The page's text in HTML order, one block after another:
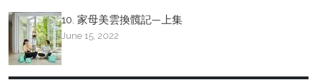
10. 家母美雲換髖記—上集
June 15, 2022